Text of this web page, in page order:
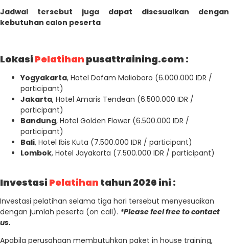
Jadwal tersebut juga dapat disesuaikan dengan
kebutuhan calon peserta
Lokasi Pelatihan pusattraining.com :
Yogyakarta, Hotel Dafam Malioboro (6.000.000 IDR /
participant)
Jakarta, Hotel Amaris Tendean (6.500.000 IDR /
participant)
Bandung, Hotel Golden Flower (6.500.000 IDR /
participant)
Bali, Hotel Ibis Kuta (7.500.000 IDR / participant)
Lombok, Hotel Jayakarta (7.500.000 IDR / participant)
Investasi Pelatihan tahun 2026 ini :
Investasi pelatihan selama tiga hari tersebut menyesuaikan
dengan jumlah peserta (on call). *Please feel free to contact
us.
Apabila perusahaan membutuhkan paket in house training,